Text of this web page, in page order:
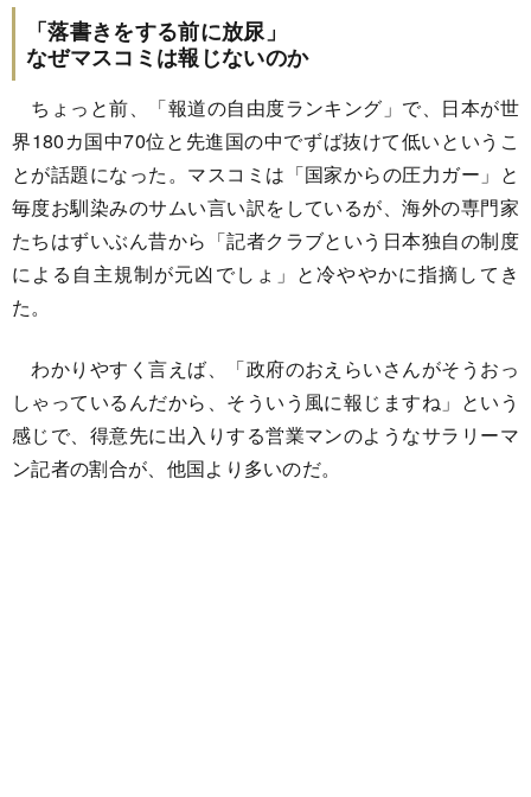
「落書きをする前に放尿」
なぜマスコミは報じないのか
ちょっと前、「報道の自由度ランキング」で、日本が世
界180カ国中70位と先進国の中でずば抜けて低いというこ
とが話題になった。マスコミは「国家からの圧力ガー」と
毎度お馴染みのサムい言い訳をしているが、海外の専門家
たちはずいぶん昔から「記者クラブという日本独自の制度
による自主規制が元凶でしょ」と冷ややかに指摘してき
た。
わかりやすく言えば、「政府のおえらいさんがそうおっ
しゃっているんだから、そういう風に報じますね」という
感じで、得意先に出入りする営業マンのようなサラリーマ
ン記者の割合が、他国より多いのだ。